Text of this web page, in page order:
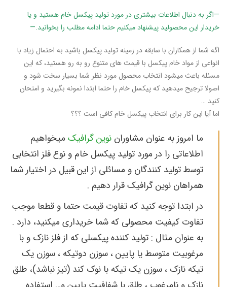
—اگر به دنبال اطلاعات بیشتری در مورد تولید پیکسل خام هستید و یا
خریدار این محصولید پیشنهاد میکنیم حتما ادامه مطلب را بخوانید.—
اگه شما از همکاران با سابقه در زمینه تولید پیکسل باشید به احتمال زیاد با
انواعی از مواد خام پیکسل با قیمت های متنوع رو به رو هستید، که این
مسئله باعث میشود انتخاب محصول مورد نظر شما بسیار سخت شود و
اصولا ترجیح میدهید که پیکسل خام را حتما ابتدا نمونه بگیرید و امتحان
کنید …
اما آیا این کار برای انتخاب پیکسل خام کافی است ؟؟؟
ما امروز به عنوان مشاوران نوین گرافیک میخواهیم
اطلاعاتی را در مورد تولید پیکسل خام و نوع فلز انتخابی
توسط تولید کنندگان و مسائلی از این قبیل در اختیار شما
همراهان نوین گرافیک قرار دهیم .
در ابتدا توجه کنید که تفاوت قیمت حتما و قطعا موجب
تفاوت کیفیت محصولی که شما خریداری میکنید، دارد .
به عنوان مثال : تولید کننده پیکسلی که از فلز نازک و با
مرغوبیت متوسط یا پایین ، سوزن دوتیکه ، سوزن یک
تیکه نازک ، سوزن یک تیکه با نوک کند (تیز نباشد)، طلق